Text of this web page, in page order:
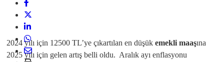
2024 yılı için 12500 TL’ye çıkartılan en düşük emekli maaşına
2025 yılı için gelen artış belli oldu. Aralık ayı enflasyonu